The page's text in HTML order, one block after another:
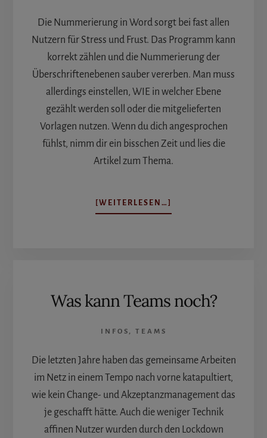
Die Nummerierung in Word sorgt bei fast allen
Nutzern für Stress und Frust. Das Programm kann
korrekt zählen und die Nummerierung der
Überschriftenebenen sauber vererben. Man muss
allerdings einstellen, WIE in welcher Ebene
gezählt werden soll oder die mitgelieferten
Vorlagen nutzen. Wenn du dich angesprochen
fühlst, nimm dir ein bisschen Zeit und lies die
Artikel zum Thema.
[WEITERLESEN…]
IN
Was kann Teams noch?
INFOS , TEAMS
Die letzten Jahre haben das gemeinsame Arbeiten
im Netz in einem Tempo nach vorne katapultiert,
wie kein Change- und Akzeptanzmanagement das
je geschafft hätte. Auch die weniger Technik
affinen Nutzer wurden durch den Lockdown